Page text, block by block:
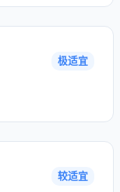
极适宜
较适宜